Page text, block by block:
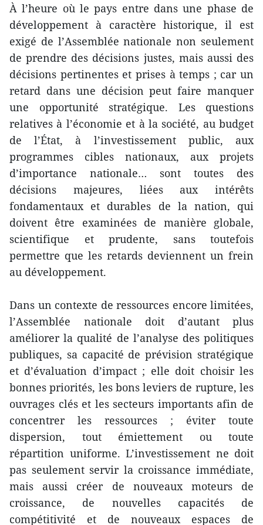
À l’heure où le pays entre dans une phase de
développement à caractère historique, il est
exigé de l’Assemblée nationale non seulement
de prendre des décisions justes, mais aussi des
décisions pertinentes et prises à temps ; car un
retard dans une décision peut faire manquer
une opportunité stratégique. Les questions
relatives à l’économie et à la société, au budget
de l’État, à l’investissement public, aux
programmes cibles nationaux, aux projets
d’importance nationale… sont toutes des
décisions majeures, liées aux intérêts
fondamentaux et durables de la nation, qui
doivent être examinées de manière globale,
scientifique et prudente, sans toutefois
permettre que les retards deviennent un frein
au développement.
Dans un contexte de ressources encore limitées,
l’Assemblée nationale doit d’autant plus
améliorer la qualité de l’analyse des politiques
publiques, sa capacité de prévision stratégique
et d’évaluation d’impact ; elle doit choisir les
bonnes priorités, les bons leviers de rupture, les
ouvrages clés et les secteurs importants afin de
concentrer les ressources ; éviter toute
dispersion, tout émiettement ou toute
répartition uniforme. L’investissement ne doit
pas seulement servir la croissance immédiate,
mais aussi créer de nouveaux moteurs de
croissance, de nouvelles capacités de
compétitivité et de nouveaux espaces de